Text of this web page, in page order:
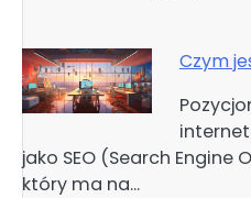
Czym
jako SEO (Search
który ma na…